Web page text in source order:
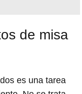
de misa
es una tarea